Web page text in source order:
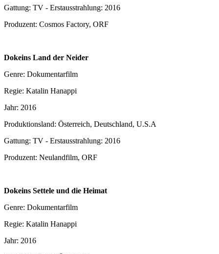
Gattung: TV - Erstausstrahlung: 2016
Produzent: Cosmos Factory, ORF
Dokeins Land der Neider
Genre: Dokumentarfilm
Regie: Katalin Hanappi
Jahr: 2016
Produktionsland: Österreich, Deutschland, U.S.A
Gattung: TV - Erstausstrahlung: 2016
Produzent: Neulandfilm, ORF
Dokeins Settele und die Heimat
Genre: Dokumentarfilm
Regie: Katalin Hanappi
Jahr: 2016